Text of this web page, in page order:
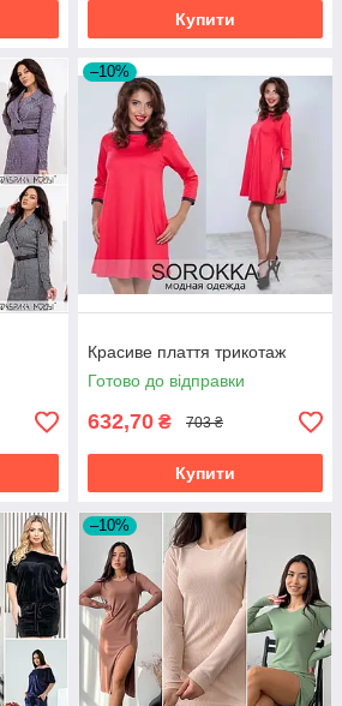
Купити
–10%
Красиве плаття трикотаж
Готово до відправки
632,70 ₴ 703 ₴
Купити
–10%